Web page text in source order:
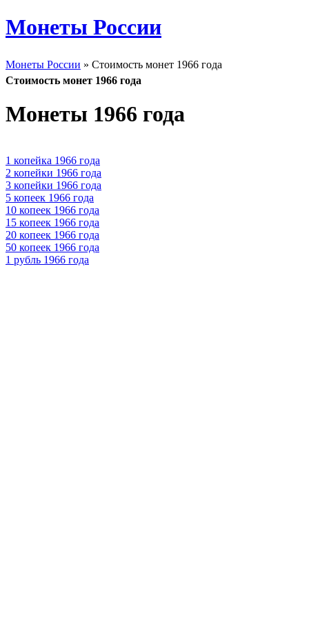
Монеты России
Монеты России » Стоимость монет 1966 года
Стоимость монет 1966 года
Монеты 1966 года
1 копейка 1966 года
2 копейки 1966 года
3 копейки 1966 года
5 копеек 1966 года
10 копеек 1966 года
15 копеек 1966 года
20 копеек 1966 года
50 копеек 1966 года
1 рубль 1966 года